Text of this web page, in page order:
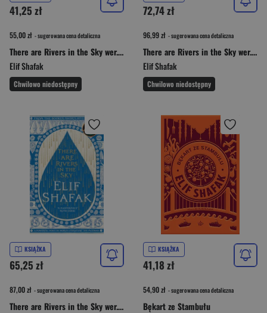
41,25 zł
55,00 zł - sugerowana cena detaliczna
There are Rivers in the Sky wer. angielska
Elif Shafak
Chwilowo niedostępny
72,74 zł
96,99 zł - sugerowana cena detaliczna
There are Rivers in the Sky wer. angielska
Elif Shafak
Chwilowo niedostępny
KSIĄŻKA
65,25 zł
87,00 zł - sugerowana cena detaliczna
There are Rivers in the Sky wer. angielska
KSIĄŻKA
41,18 zł
54,90 zł - sugerowana cena detaliczna
Bękart ze Stambułu